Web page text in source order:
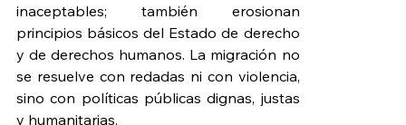
inaceptables; también erosionan
principios básicos del Estado de derecho
y de derechos humanos. La migración no
se resuelve con redadas ni con violencia,
sino con políticas públicas dignas, justas
y humanitarias.